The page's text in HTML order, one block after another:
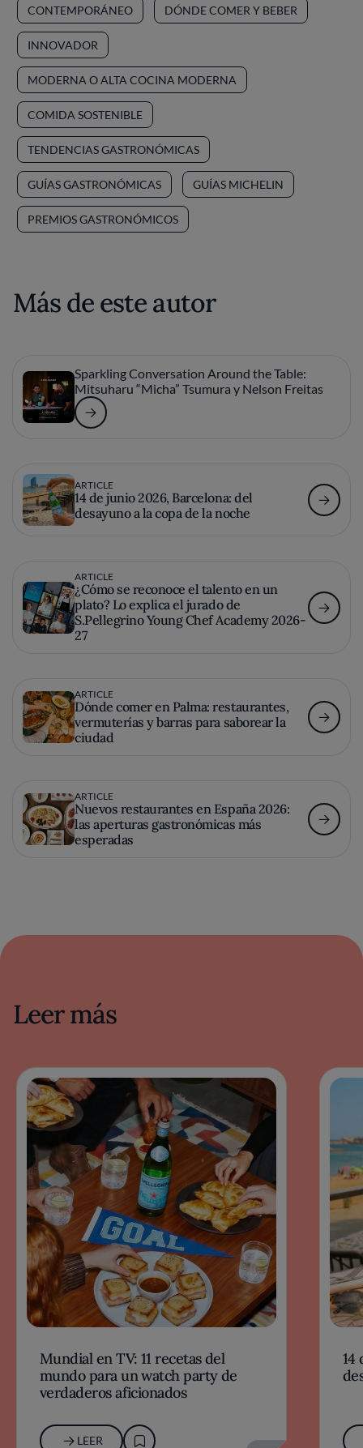
CONTEMPORÁNEO DÓNDE COMER Y BEBER
INNOVADOR
MODERNA O ALTA COCINA MODERNA
COMIDA SOSTENIBLE
TENDENCIAS GASTRONÓMICAS
GUÍAS GASTRONÓMICAS GUÍAS MICHELIN
PREMIOS GASTRONÓMICOS
Más de este autor
Sparkling Conversation Around the Table:
Mitsuharu “Micha” Tsumura y Nelson Freitas
ARTICLE
14 de junio 2026, Barcelona: del
desayuno a la copa de la noche
ARTICLE
¿Cómo se reconoce el talento en un
plato? Lo explica el jurado de
S.Pellegrino Young Chef Academy 2026-
27
ARTICLE
Dónde comer en Palma: restaurantes,
vermuterías y barras para saborear la
ciudad
ARTICLE
Nuevos restaurantes en España 2026:
las aperturas gastronómicas más
esperadas
Leer más
Mundial en TV: 11 recetas del
mundo para un watch party de
verdaderos aficionados
LEER
14